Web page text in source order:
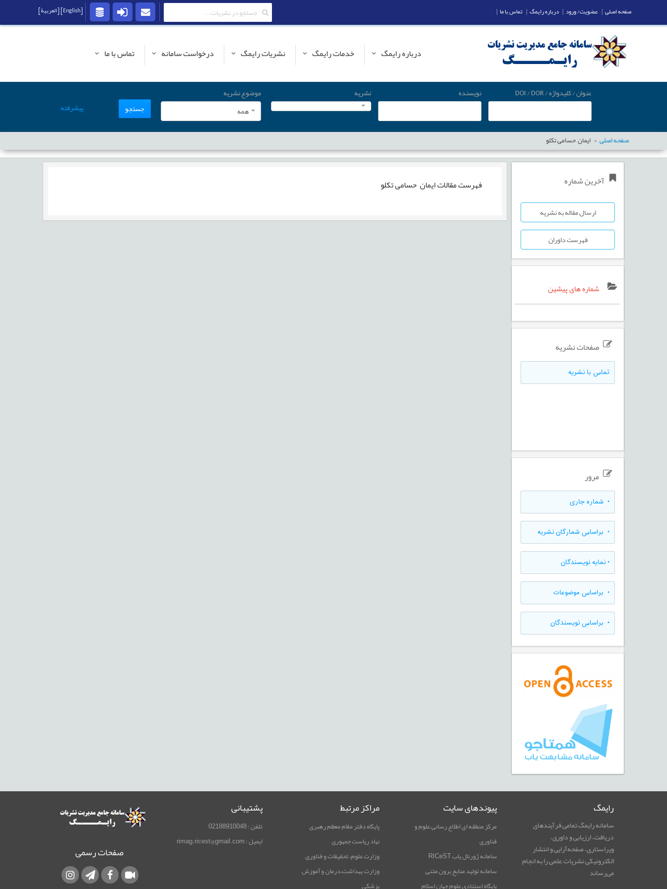
درباره رایمگ خدمات رایمگ نشریات رایمگ درخواست سامانه تماس با ما
عنوان / کلیدواژه / DOI / DOR نویسنده نشریه
موضوع نشریه
همه
جستجو پیشرفته
صفحه اصلی ایمان حسامی تکلو
آخرین شماره
ارسال مقاله به نشریه
فهرست داوران
شماره های پیشین
صفحات نشریه
تماس با نشریه
مرور
• شماره جاری
• براساس شمارگان نشریه
•نمایه نویسندگان
• براساس موضوعات
• براساس نویسندگان
فهرست مقالاتایمان حسامی تکلو
رایمگ
سامانه رایمگ تمامی فرآیندهای
دریافت، ارزیابی و داوری،
ویراستاری، صفحه‌آرایی و انتشار
الکترونیکی نشریات علمی را به انجام
می‌رساند
پیوندهای سایت
مرکز منطقه ای اطلاع رسانی علوم و
فناوری
سامانه ژورنال یاب RICeST
سامانه تولید منابع برون متنی
پایگاه استنادی علوم جهان اسلام
مراکز مرتبط
پایگاه دفتر مقام معظم رهبری
نهاد ریاست جمهوری
وزارت علوم، تحقیقات و فناوری
وزارت بهداشت،درمان و آموزش
پزشکی
پشتیبانی
تلفن : 02188910048
ایمیل : rimag.ricest@gmail.com
صفحات رسمی
صفحه اصلی | عضویت/ ورود | درباره رایمگ | تماس با ما |
[English] [العربية]